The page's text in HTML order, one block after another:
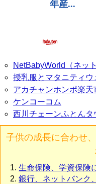
NetBabyWorld（ネッ
授乳服とマタニティ
アカチャンホンポ楽天
ケンコーコム
西川チェーンふとんタ
子供の成長に合わせ
生命保険、学資保険
銀行、ネットバンク